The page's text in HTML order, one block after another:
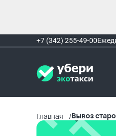
+7 (342) 255-49-00
Главная Вывоз